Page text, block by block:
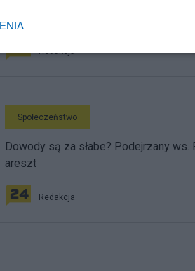
Redakcja
Społeczeństwo
Dowody są za słabe? Podejrzany ws.
areszt
Redakcja